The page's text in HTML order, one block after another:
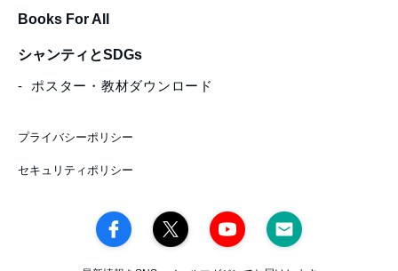
Books For All
シャンティとSDGs
ポスター・教材ダウンロード
プライバシーポリシー
セキュリティポリシー